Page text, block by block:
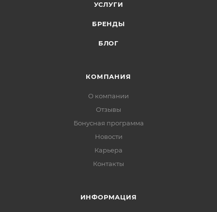
УСЛУГИ
БРЕНДЫ
БЛОГ
КОМПАНИЯ
О компании
Отзывы
Бонусная программа
Новости
Карьера
Контакты
ИНФОРМАЦИЯ